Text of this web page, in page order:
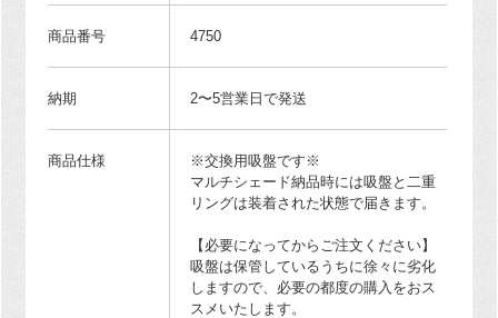
商品番号 4750
納期 2〜5営業日で発送
商品仕様
※交換用吸盤です※
マルチシェード納品時には吸盤と二重
リングは装着された状態で届きます。
【必要になってからご注文ください】
吸盤は保管しているうちに徐々に劣化
しますので、必要の都度の購入をおス
スメいたします。